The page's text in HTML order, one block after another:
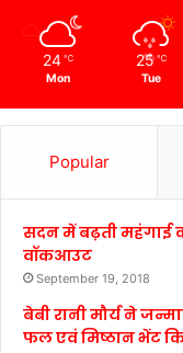
24 ℃
Mon
25 ℃
Tue
Popular
सदन में बढ़ती महंगाई
वॉकआउट
September 19, 2018
बेबी रानी मौर्य ने
फल एवं मिष्ठान भेंट